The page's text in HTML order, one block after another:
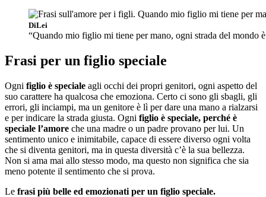
DiLei
“Quando mio figlio mi tiene per mano, ogni strada del mondo
Frasi per un figlio speciale
Ogni figlio è speciale agli occhi dei propri genitori, ogni aspetto del
suo carattere ha qualcosa che emoziona. Certo ci sono gli sbagli, gli
errori, gli inciampi, ma un genitore è lì per dare una mano a rialzarsi
e per indicare la strada giusta. Ogni figlio è speciale, perché è
speciale l’amore che una madre o un padre provano per lui. Un
sentimento unico e inimitabile, capace di essere diverso ogni volta
che si diventa genitori, ma in questa diversità c’è la sua bellezza.
Non si ama mai allo stesso modo, ma questo non significa che sia
meno potente il sentimento che si prova.
Le frasi più belle ed emozionati per un figlio speciale.